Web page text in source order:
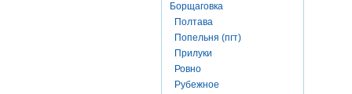
Борщаговка
Полтава
Попельня (пгт)
Прилуки
Ровно
Рубежное